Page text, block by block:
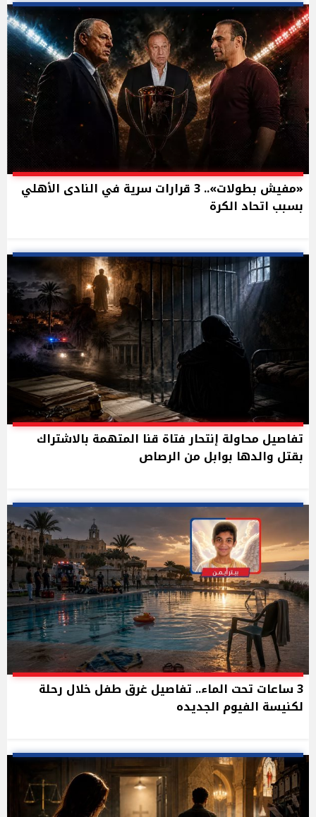
«مفيش بطولات».. 3 قرارات سرية في النادى الأهلي
بسبب اتحاد الكرة
تفاصيل محاولة إنتحار فتاة قنا المتهمة بالاشتراك
بقتل والدها بوابل من الرصاص
3 ساعات تحت الماء.. تفاصيل غرق طفل خلال رحلة
لكنيسة الفيوم الجديده